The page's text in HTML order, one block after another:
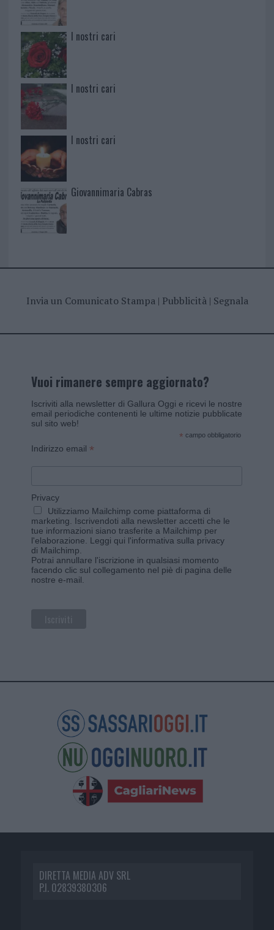
I nostri cari
I nostri cari
I nostri cari
Giovannimaria Cabras
Invia un Comunicato Stampa| Pubblicità| Segnala
Vuoi rimanere sempre aggiornato?
Iscriviti alla newsletter di Gallura Oggi e ricevi le nostre
email periodiche contenenti le ultime notizie pubblicate
sul sito web!
* campo obbligatorio
Indirizzo email *
Privacy
Utilizziamo Mailchimp come piattaforma di
marketing. Iscrivendoti alla newsletter accetti che le
tue informazioni siano trasferite a Mailchimp per
l'elaborazione. Leggi qui l'informativa sulla privacy
di Mailchimp
Potrai annullare l'iscrizione in qualsiasi momento
facendo clic sul collegamento nel piè di pagina delle
nostre e-mail.
DIRETTA MEDIA ADV SRL
P.I. 02839380306